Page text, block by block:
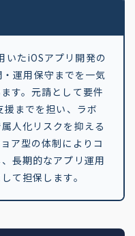
たiOSアプリ開発の
運用保守までを一気
す。元請として要件
援までを担い、ラボ
人化リスクを抑える
ア型の体制によりコ
長期的なアプリ運用
て担保します。